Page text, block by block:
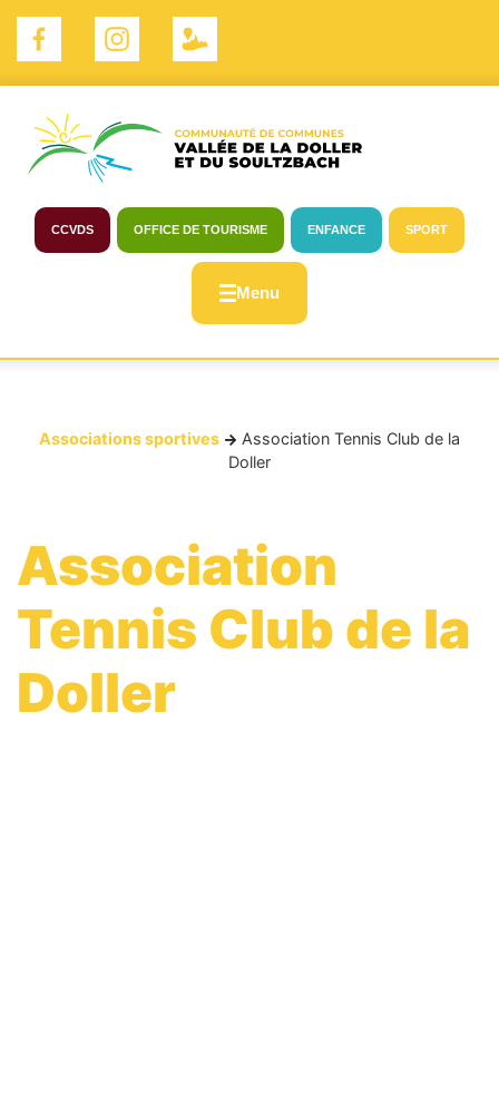
CCVDS OFFICE DE TOURISME ENFANCE SPORT
Menu
Associations sportives
Association Tennis Club de la
Doller
Association
Tennis Club de la
Doller
Panneau de gestion des cookies